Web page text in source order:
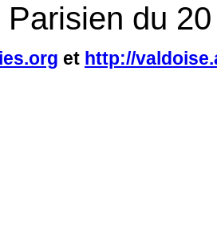
Parisien du
et http://